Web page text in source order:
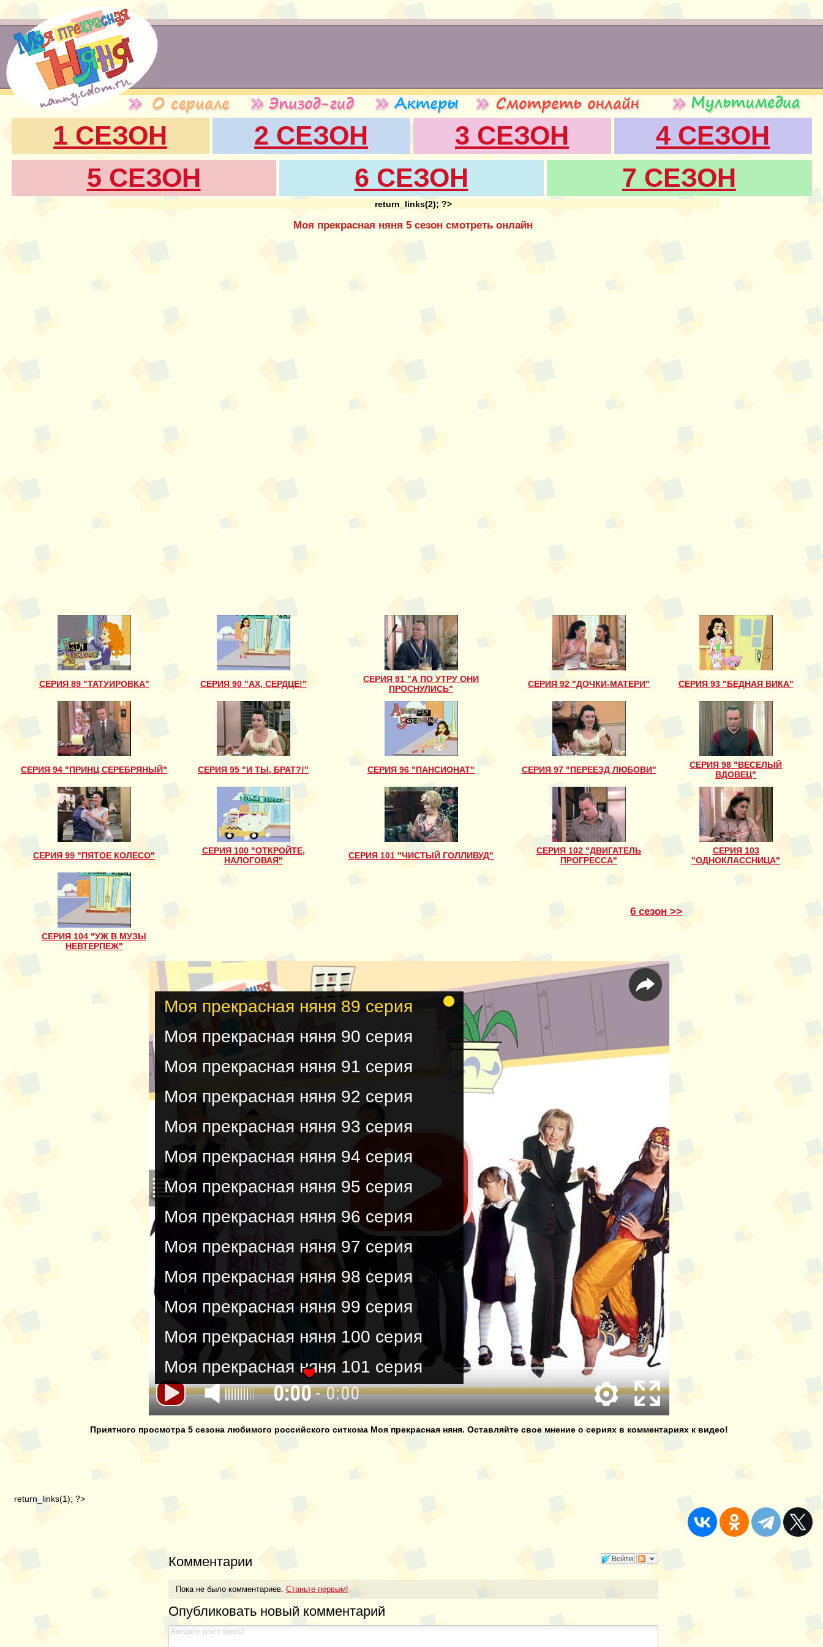
1 СЕЗОН 2 СЕЗОН 3 СЕЗОН
4 СЕЗОН
5 СЕЗОН
6 СЕЗОН 7 СЕЗОН
return_links(2); ?>
Моя прекрасная няня 5 сезон смотреть онлайн
СЕРИЯ 89 "ТАТУИРОВКА" СЕРИЯ 90 "АХ, СЕРДЦЕ!"
СЕРИЯ 91 "А ПО УТРУ ОНИ
ПРОСНУЛИСЬ"
СЕРИЯ 92 "ДОЧКИ-МАТЕРИ" СЕРИЯ 93 "БЕДНАЯ ВИКА"
СЕРИЯ 94 "ПРИНЦ СЕРЕБРЯНЫЙ" СЕРИЯ 95 "И ТЫ, БРАТ?!" СЕРИЯ 96 "ПАНСИОНАТ" СЕРИЯ 97 "ПЕРЕЕЗД ЛЮБОВИ"
CЕРИЯ 98 "ВЕСЕЛЫЙ
ВДОВЕЦ"
СЕРИЯ 99 "ПЯТОЕ КОЛЕСО"
СЕРИЯ 100 "ОТКРОЙТЕ,
НАЛОГОВАЯ"
СЕРИЯ 101 "ЧИСТЫЙ ГОЛЛИВУД"
СЕРИЯ 102 "ДВИГАТЕЛЬ
ПРОГРЕССА"
CЕРИЯ 103
"ОДНОКЛАССНИЦА"
6 сезон >>
CЕРИЯ 104 "УЖ В МУЗЫ
НЕВТЕРПЕЖ"
0:00- 0:00
Моя прекрасная няня 89 серия
Моя прекрасная няня 90 серия
Моя прекрасная няня 91 серия
Моя прекрасная няня 92 серия
Моя прекрасная няня 93 серия
Моя прекрасная няня 94 серия
Моя прекрасная няня 95 серия
Моя прекрасная няня 96 серия
Моя прекрасная няня 97 серия
Моя прекрасная няня 98 серия
Моя прекрасная няня 99 серия
Моя прекрасная няня 100 серия
Моя прекрасная няня 101 серия
Моя прекрасная няня 102 серия
Моя прекрасная няня 103 серия
Приятного просмотра 5 сезона любимого российского ситкома Моя прекрасная няня. Оставляйте свое мнение о сериях в комментариях к видео!
return_links(1); ?>
Войти
Комментарии
Пока не было комментариев. Станьте первым!
Опубликовать новый комментарий